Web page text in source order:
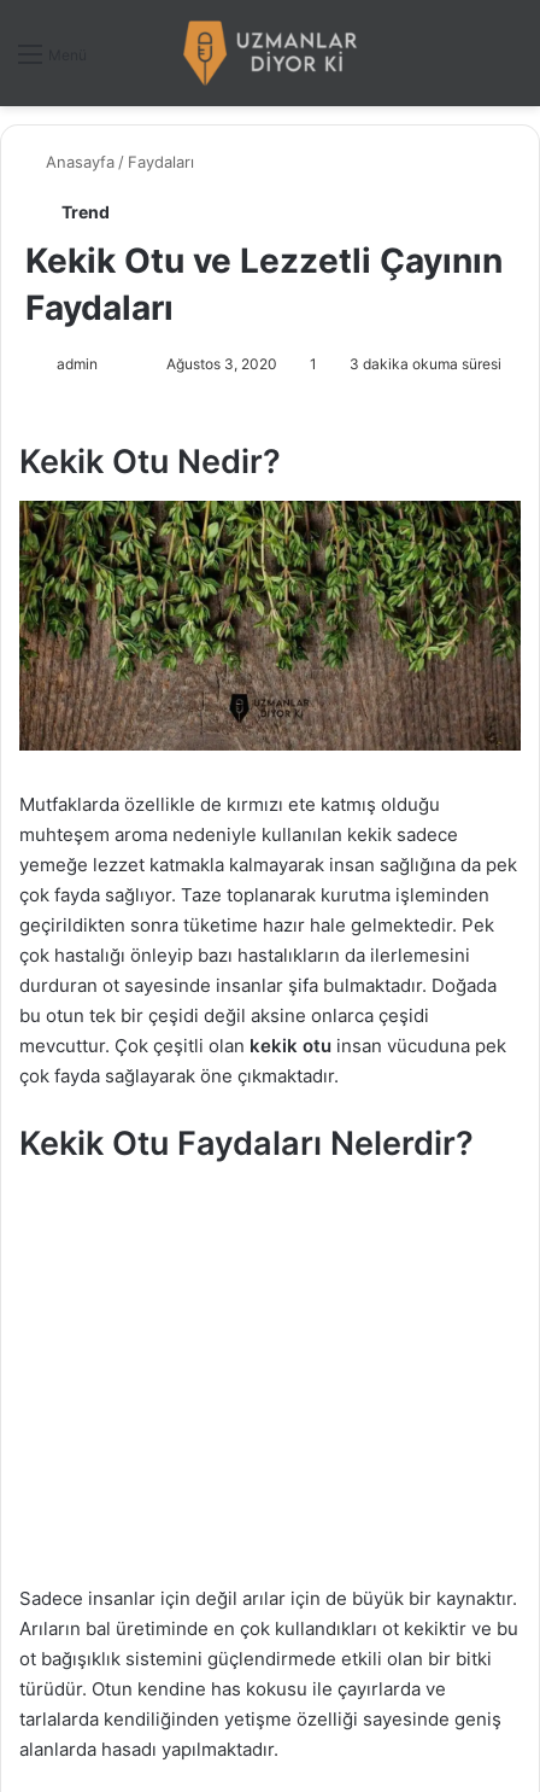
Anasayfa / Faydaları
Trend
Kekik Otu ve Lezzetli Çayının
Faydaları
admin
l
o
w
o
n
X
e
p
o
s
t
a
g
ö
n
d
r
m
e
k
Ağustos 3, 2020 1 3 dakika okuma süresi
Kekik Otu Nedir?
Mutfaklarda özellikle de kırmızı ete katmış olduğu
muhteşem aroma nedeniyle kullanılan kekik sadece
yemeğe lezzet katmakla kalmayarak insan sağlığına da pek
çok fayda sağlıyor. Taze toplanarak kurutma işleminden
geçirildikten sonra tüketime hazır hale gelmektedir. Pek
çok hastalığı önleyip bazı hastalıkların da ilerlemesini
durduran ot sayesinde insanlar şifa bulmaktadır. Doğada
bu otun tek bir çeşidi değil aksine onlarca çeşidi
mevcuttur. Çok çeşitli olan kekik otu insan vücuduna pek
çok fayda sağlayarak öne çıkmaktadır.
Kekik Otu Faydaları Nelerdir?
Sadece insanlar için değil arılar için de büyük bir kaynaktır.
Arıların bal üretiminde en çok kullandıkları ot kekiktir ve bu
ot bağışıklık sistemini güçlendirmede etkili olan bir bitki
türüdür. Otun kendine has kokusu ile çayırlarda ve
tarlalarda kendiliğinden yetişme özelliği sayesinde geniş
alanlarda hasadı yapılmaktadır.